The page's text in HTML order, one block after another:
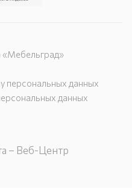
персональных данных
данных
– Веб-Центр